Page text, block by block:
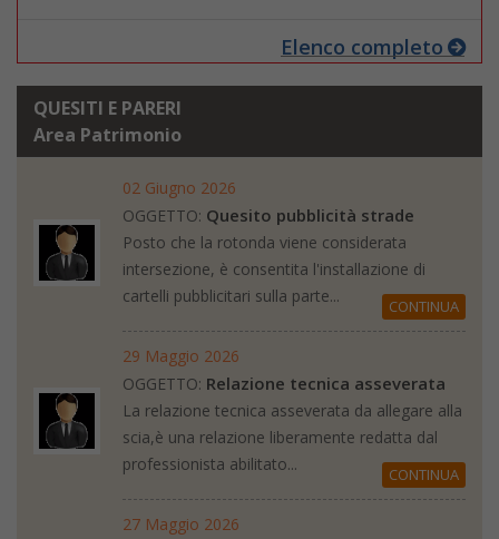
Elenco completo
QUESITI E PARERI
Area Patrimonio
02 Giugno 2026
OGGETTO: Quesito pubblicità strade
Posto che la rotonda viene considerata
intersezione, è consentita l'installazione di
cartelli pubblicitari sulla parte...
CONTINUA
29 Maggio 2026
OGGETTO: Relazione tecnica asseverata
La relazione tecnica asseverata da allegare alla
scia,è una relazione liberamente redatta dal
professionista abilitato...
CONTINUA
27 Maggio 2026